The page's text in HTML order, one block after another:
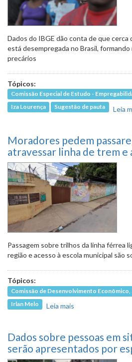
Dados do IBGE dão conta de que cerca
está desempregada no Brasil,
precários
Tópicos:
Comissão Especial de Estudo -
Iza Lourença
Sugestão de pauta Leia
Moradores pedem
atravessar linha de trem e
Passagem sobre trilhos da linha férrea
região e acesso à escola municipal são
Tópicos:
Comissão de Desenvolvimento
Irlan Melo
Leia mais
Dados sobre pessoas em
serão apresentados por